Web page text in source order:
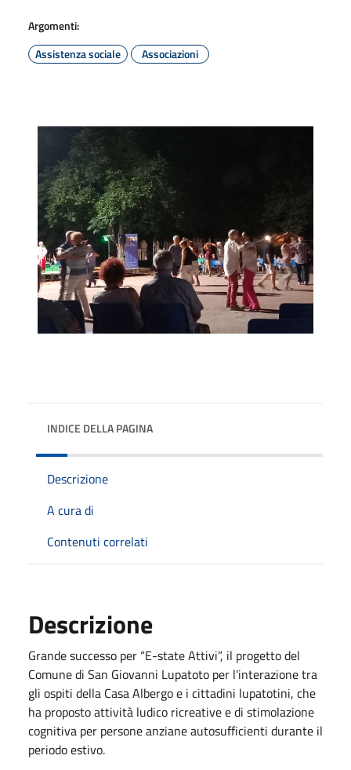
Argomenti:
Assistenza sociale
Associazioni
INDICE DELLA PAGINA
Descrizione
A cura di
Contenuti correlati
Descrizione
Grande successo per “E-state Attivi”, il progetto del
Comune di San Giovanni Lupatoto per l'interazione tra
gli ospiti della Casa Albergo e i cittadini lupatotini, che
ha proposto attività ludico ricreative e di stimolazione
cognitiva per persone anziane autosufficienti durante il
periodo estivo.